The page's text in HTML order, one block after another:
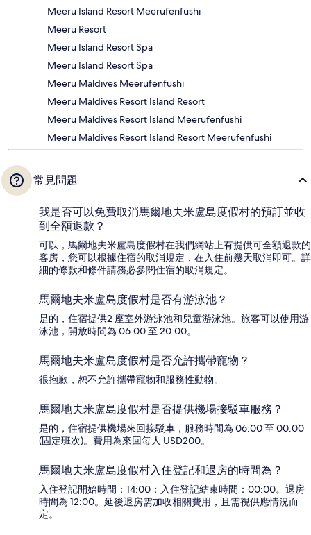
Meeru Island Resort Meerufenfushi
Meeru Resort
Meeru Island Resort Spa
Meeru Island Resort Spa
Meeru Maldives Meerufenfushi
Meeru Maldives Resort Island Resort
Meeru Maldives Resort Island Meerufenfushi
Meeru Maldives Resort Island Resort Meerufenfushi
常見問題
我是否可以免費取消馬爾地夫米盧島度假村的預訂並收
到全額退款？
可以，馬爾地夫米盧島度假村在我們網站上有提供可全額退款的
客房，您可以根據住宿的取消規定，在入住前幾天取消即可。詳
細的條款和條件請務必參閱住宿的取消規定。
馬爾地夫米盧島度假村是否有游泳池？
是的，住宿提供2 座室外游泳池和兒童游泳池。旅客可以使用游
泳池，開放時間為 06:00 至 20:00。
馬爾地夫米盧島度假村是否允許攜帶寵物？
很抱歉，恕不允許攜帶寵物和服務性動物。
馬爾地夫米盧島度假村是否提供機場接駁車服務？
是的，住宿提供機場來回接駁車，服務時間為 06:00 至 00:00
(固定班次)。費用為來回每人 USD200。
馬爾地夫米盧島度假村入住登記和退房的時間為？
入住登記開始時間：14:00；入住登記結束時間：00:00。退房
時間為 12:00。延後退房需加收相關費用，且需視供應情況而
定。